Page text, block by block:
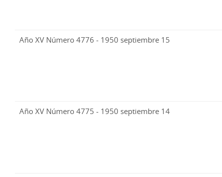
Año XV Número 4776 - 1950 septiembre 15
Año XV Número 4775 - 1950 septiembre 14